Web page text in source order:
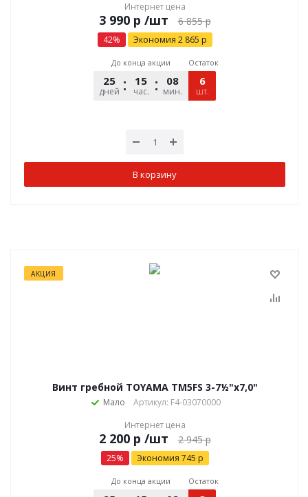
Интернет цена
р /шт 6 855р
42% Экономия 2 865 р
До конца акции
25
дней
15
час.
08
мин.
54
сек.
Остаток
6
шт.
В корзину
АКЦИЯ
Винт гребной TOYAMA TM5FS 3-7½"x7,0"
Мало
Артикул: F4-03070000
Интернет цена
р /шт 2 945р
25% Экономия 745 р
До конца акции Остаток